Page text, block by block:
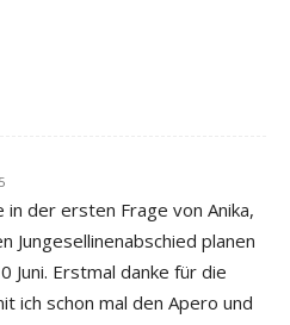
in der ersten Frage von Anika,
Jungesellinenabschied planen
Juni. Erstmal danke für die
ich schon mal den Apero und